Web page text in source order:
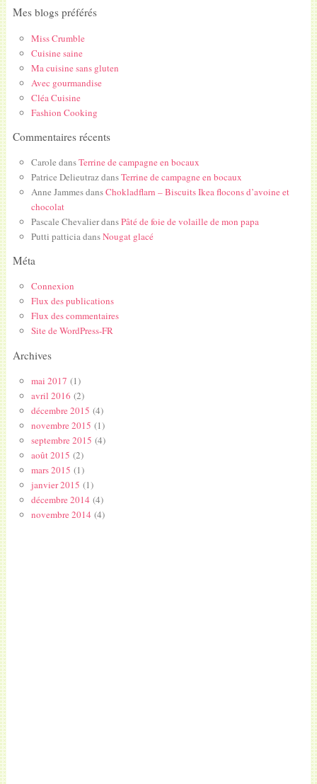
Mes blogs préférés
Miss Crumble
Cuisine saine
Ma cuisine sans gluten
Avec gourmandise
Cléa Cuisine
Fashion Cooking
Commentaires récents
Carole dansTerrine de campagne en bocaux
Patrice DelieutrazdansTerrine de campagne en bocaux
Anne JammesdansChokladflarn – Biscuits Ikea flocons d’avoine et
chocolat
Pascale ChevalierdansPâté de foie de volaille de mon papa
Putti patticiadansNougat glacé
Méta
Connexion
Flux des publications
Flux des commentaires
Site de WordPress-FR
Archives
mai 2017 (1)
avril 2016 (2)
décembre 2015 (4)
novembre 2015 (1)
septembre 2015 (4)
août 2015 (2)
mars 2015 (1)
janvier 2015 (1)
décembre 2014(4)
novembre 2014(4)